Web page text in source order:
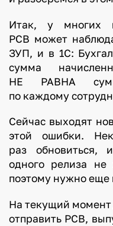
Итак, у многих
РСВ может
ЗУП, и в 1С:
сумма
НЕ РАВНА
по каждому
Сейчас выходят
этой ошибки.
раз обновиться,
одного релиза не
поэтому нужно еще
На текущий момент
отправить РСВ,